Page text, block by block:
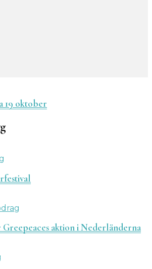
19 oktober
aktion i Nederländerna